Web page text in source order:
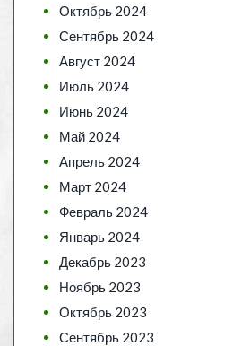
Октябрь 2024
Сентябрь 2024
Август 2024
Июль 2024
Июнь 2024
Май 2024
Апрель 2024
Март 2024
Февраль 2024
Январь 2024
Декабрь 2023
Ноябрь 2023
Октябрь 2023
Сентябрь 2023